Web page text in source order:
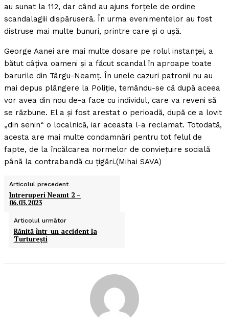
au sunat la 112, dar când au ajuns forţele de ordine
scandalagiii dispăruseră. În urma evenimentelor au fost
distruse mai multe bunuri, printre care şi o uşă.
George Aanei are mai multe dosare pe rolul instanţei, a
bătut câţiva oameni şi a făcut scandal în aproape toate
barurile din Târgu-Neamţ. În unele cazuri patronii nu au
mai depus plângere la Poliţie, temându-se că după aceea
vor avea din nou de-a face cu individul, care va reveni să
se răzbune. El a şi fost arestat o perioadă, după ce a lovit
„din senin“ o localnică, iar aceasta l-a reclamat. Totodată,
acesta are mai multe condamnări pentru tot felul de
fapte, de la încălcarea normelor de convieţuire socială
până la contrabandă cu ţigări.(Mihai SAVA)
Articolul precedent
Intreruperi Neamt 2 –
06.03.2023
Articolul următor
Rănită într-un accident la
Turtureşti